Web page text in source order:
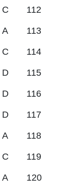
C 112
A 113
C 114
D 115
D 116
D 117
A 118
C 119
A 120